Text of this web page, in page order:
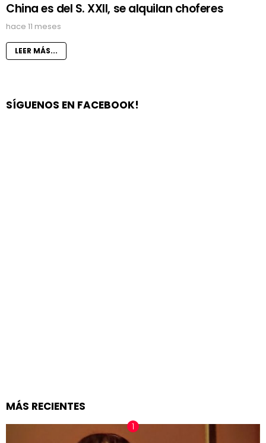
China es del S. XXII, se alquilan choferes
hace 11 meses
LEER MÁS...
SÍGUENOS EN FACEBOOK!
MÁS RECIENTES